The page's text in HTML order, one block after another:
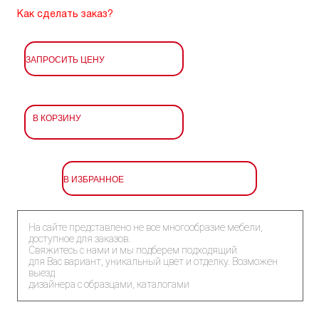
Как сделать заказ?
ЗАПРОСИТЬ ЦЕНУ
В КОРЗИНУ
В ИЗБРАННОЕ
На сайте представлено не все многообразие мебели,
доступное для заказов.
Свяжитесь с нами и мы подберем подходящий
для Вас вариант, уникальный цвет и отделку. Возможен
выезд
дизайнера с образцами, каталогами